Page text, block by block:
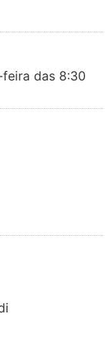
das 8:30